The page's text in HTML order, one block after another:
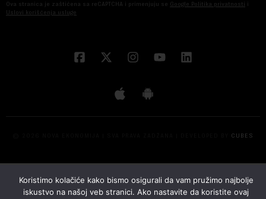
Ova stranica je zaštićena sa reCAPTCHA i primenjuju se Google Politika privatnosti i
Uslovi korišćenja usluge
CUBES
Koristimo kolačiće kako bismo osigurali da vam pružimo najbolje
iskustvo na našoj veb stranici. Ako nastavite da koristite ovaj